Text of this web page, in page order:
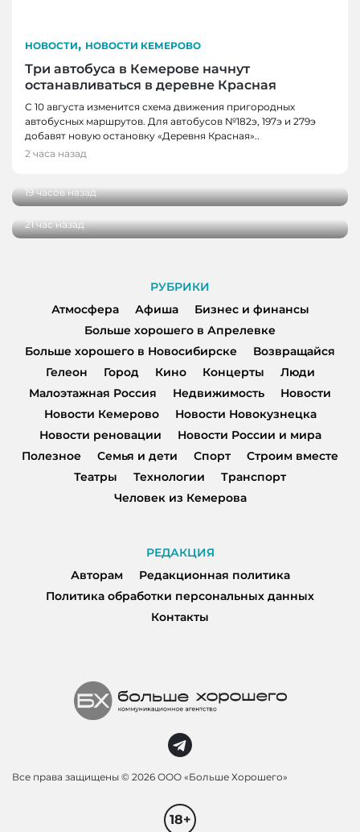
НОВОСТИ, НОВОСТИ КЕМЕРОВО
Три автобуса в Кемерове начнут
останавливаться в деревне Красная
С 10 августа изменится схема движения пригородных
автобусных маршрутов. Для автобусов №182э, 197э и 279э
добавят новую остановку «Деревня Красная»..
2 часа назад
НОВОСТИ
В Кузбассе наградили лучших тренеров,
19 часов назад
НОВОСТИ, НОВОСТИ КЕМЕРОВО
годом
21 час назад
РУБРИКИ
Атмосфера
Афиша
Бизнес и финансы
Больше хорошего в Апрелевке
Больше хорошего в Новосибирске
Возвращайся
Гелеон
Город Кино Концерты
Люди
Малоэтажная Россия
Недвижимость
Новости
Новости Кемерово
Новости Новокузнецка
Новости реновации
Новости России и мира
Полезное
Семья и дети Спорт
Строим вместе
Театры
Технологии
Транспорт
Человек из Кемерова
РЕДАКЦИЯ
Авторам
Редакционная политика
Политика обработки персональных данных
Контакты
Все права защищены © 2026 ООО «Больше Хорошего»
18+